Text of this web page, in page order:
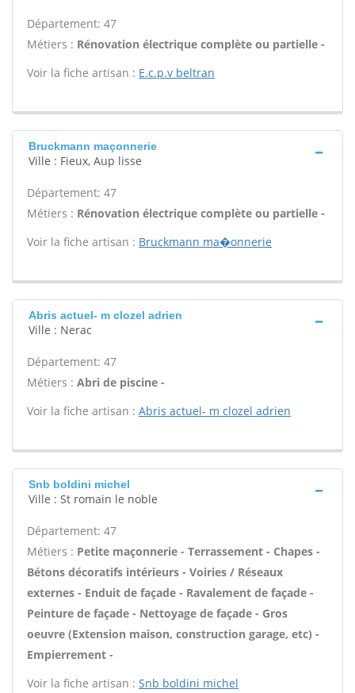
Département: 47
Métiers : Rénovation électrique complète ou partielle -
Voir la fiche artisan : E.c.p.v beltran
Bruckmann maçonnerie
Ville : Fieux, Aup lisse
Département: 47
Métiers : Rénovation électrique complète ou partielle -
Voir la fiche artisan : Bruckmann ma�onnerie
Abris actuel- m clozel adrien
Ville : Nerac
Département: 47
Métiers : Abri de piscine -
Voir la fiche artisan : Abris actuel- m clozel adrien
Snb boldini michel
Ville : St romain le noble
Département: 47
Métiers : Petite maçonnerie - Terrassement - Chapes -
Bétons décoratifs intérieurs - Voiries / Réseaux
externes - Enduit de façade - Ravalement de façade -
Peinture de façade - Nettoyage de façade - Gros
oeuvre (Extension maison, construction garage, etc) -
Empierrement -
Voir la fiche artisan : Snb boldini michel